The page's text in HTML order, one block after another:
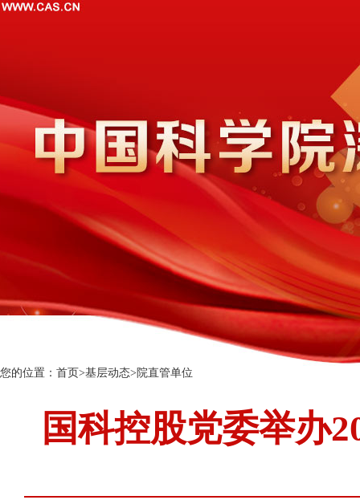
您的位置： 首页>基层动态> 院直管单位
国科控股党委举办